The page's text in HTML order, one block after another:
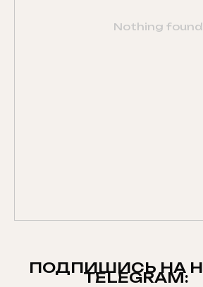
Nothing found
ПОДПИШИСЬ НА
TELEGRAM: